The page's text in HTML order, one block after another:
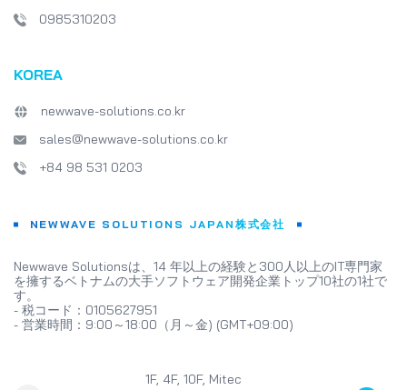
0985310203
KOREA
newwave-solutions.co.kr
sales@newwave-solutions.co.kr
+84 98 531 0203
NEWWAVE SOLUTIONS JAPAN株式会社
Newwave Solutionsは、14 年以上の経験と300人以上のIT専門家
を擁するベトナムの大手ソフトウェア開発企業トップ10社の1社で
す。
- 税コード：0105627951
- 営業時間：9:00～18:00（月～金) (GMT+09:00)
1F, 4F, 10F, Mitec